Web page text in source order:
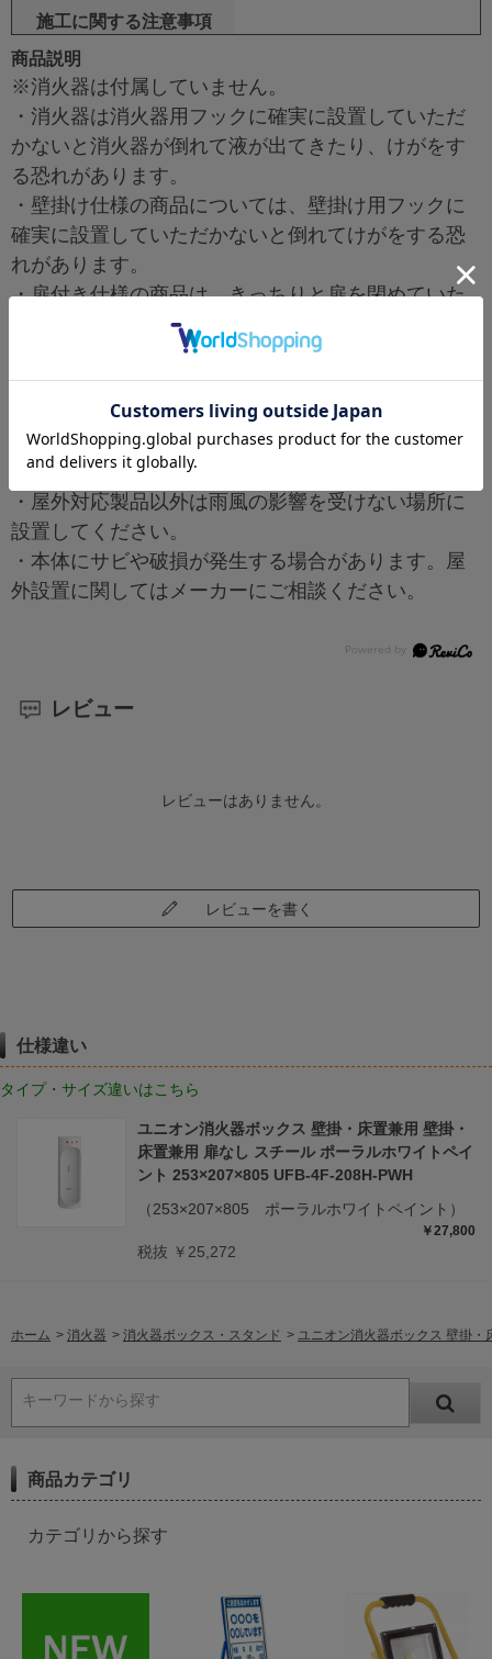
施工に関する注意事項
商品説明
※消火器は付属していません。
・消火器は消火器用フックに確実に設置していただ
かないと消火器が倒れて液が出てきたり、けがをす
る恐れがあります。
・壁掛け仕様の商品については、壁掛け用フックに
確実に設置していただかないと倒れてけがをする恐
れがあります。
・扉付き仕様の商品は、きっちりと扉を閉めていた
だかないと消火器が倒れたり、扉にあたってけがを
する恐れがあります。
・商品に物を乗せたり、腰を掛けたり、持たれたり
しますと倒れてけがをする恐れがあります。
・置式仕様は、必ず平らな場所に設置してくださ
い。
・屋外対応製品以外は雨風の影響を受けない場所に
設置してください。
・本体にサビや破損が発生する場合があります。屋
外設置に関してはメーカーにご相談ください。
レビュー
レビューはありません。
レビューを書く
仕様違い
タイプ・サイズ違いはこちら
ユニオン消火器ボックス 壁掛・床置兼用 壁掛・
床置兼用 扉なし スチール ポーラルホワイトペイ
ント 253×207×805 UFB-4F-208H-PWH
（253×207×805 ポーラルホワイトペイント）
￥27,800
税抜 ￥25,272
ホーム > 消火器 > 消火器ボックス・スタンド > ユニオン消火器ボックス 壁掛
キーワードから探す
商品カテゴリ
カテゴリから探す